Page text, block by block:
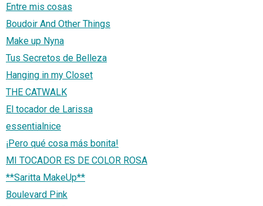
Entre mis cosas
Boudoir And Other Things
Make up Nyna
Tus Secretos de Belleza
Hanging in my Closet
THE CATWALK
El tocador de Larissa
essentialnice
¡Pero qué cosa más bonita!
MI TOCADOR ES DE COLOR ROSA
**Saritta MakeUp**
Boulevard Pink